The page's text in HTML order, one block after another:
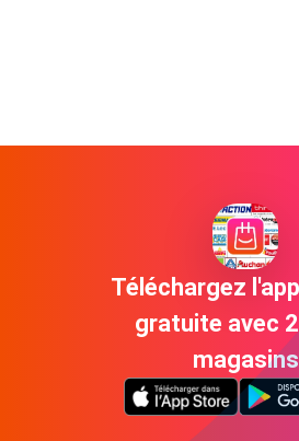
Téléchargez
gratuite avec
magasins